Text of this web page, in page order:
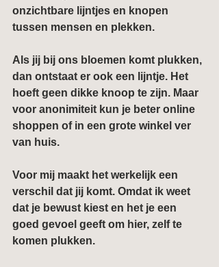
onzichtbare lijntjes en knopen
tussen mensen en plekken.
Als jij bij ons bloemen komt plukken,
dan ontstaat er ook een lijntje. Het
hoeft geen dikke knoop te zijn. Maar
voor anonimiteit kun je beter online
shoppen of in een grote winkel ver
van huis.
Voor mij maakt het werkelijk een
verschil dat jij komt. Omdat ik weet
dat je bewust kiest en het je een
goed gevoel geeft om hier, zelf te
komen plukken.